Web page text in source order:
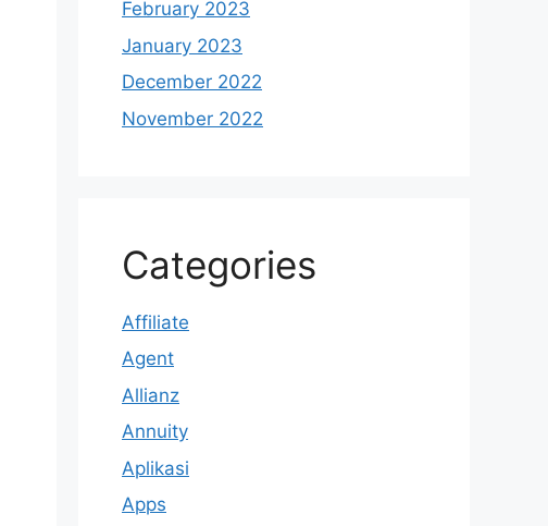
February 2023
January 2023
December 2022
November 2022
Categories
Affiliate
Agent
Allianz
Annuity
Aplikasi
Apps